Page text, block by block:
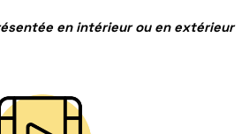
en intérieur ou en extérieur